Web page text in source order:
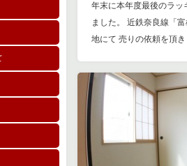
年末に本年度最後のラッ
ました。 近鉄奈良線「
地にて 売りの依頼を頂